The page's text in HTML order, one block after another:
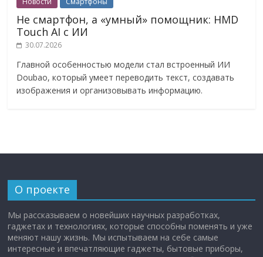
Не смартфон, а «умный» помощник: HMD
Touch AI с ИИ
30.07.2026
Главной особенностью модели стал встроенный ИИ
Doubao, который умеет переводить текст, создавать
изображения и организовывать информацию.
О проекте
Мы рассказываем о новейших научных разработках,
гаджетах и технологиях, которые способны поменять и уже
меняют нашу жизнь. Мы испытываем на себе самые
интересные и впечатляющие гаджеты, бытовые приборы,